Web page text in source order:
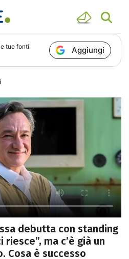
tue fonti
Aggiungi
debutta con standing
ma c’è già un
Cosa è successo